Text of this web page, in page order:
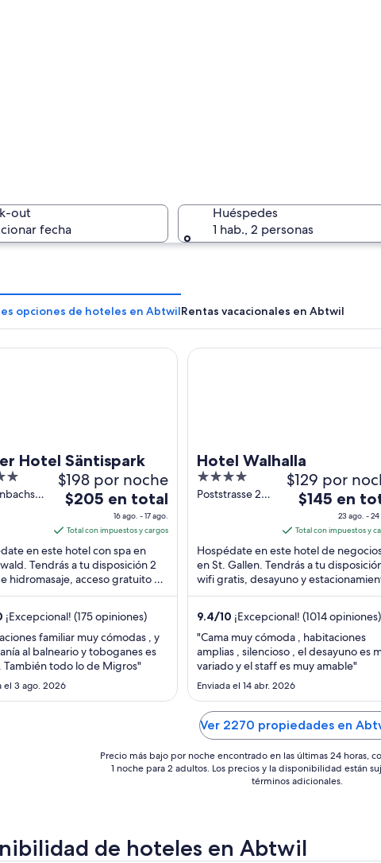
out
fecha
Huéspedes
1 hab., 2 personas
opciones de hoteles en AbtwilRentas vacacionales en Abtwil
Hotel Säntispark
$198 por noche
El
es
de
$205
en
total
por
noche
del
16
ago
al
$205 en total
16 ago. - 17 ago.
Total con impuestos y cargos
en este hotel con spa en
Tendrás a tu disposición 2
hidromasaje, acceso gratuito a
acuático y desayuno. Estarás
¡Excepcional! (175 opiniones)
familiar muy cómodas , y
al balneario y toboganes es
También todo lo de Migros"
el 3 ago. 2026
Säntispark
Hotel Walhalla
4
out
Poststrasse 27
$129 por
El
es
de
$145
en
total
por
noche
del
23
al
24
ago
$145 en
23 ago. - 24
Total con impuestos y
Hospédate en este hotel de
en St. Gallen. Tendrás a tu
wifi gratis, desayuno y
Nuestros huéspedes destacan el
9.4/10 ¡Excepcional! (1014 opiniones)
"Cama muy cómoda , habitaciones
amplias , silencioso , el desayuno es
variado y el staff es muy amable"
Enviada el 14 abr. 2026
Hotel Walhalla
Ver 2270 propiedades en
Precio más bajo por noche encontrado en las últimas 24 horas,
1 noche para 2 adultos. Los precios y la disponibilidad están
términos adicionales.
de hoteles en Abtwil